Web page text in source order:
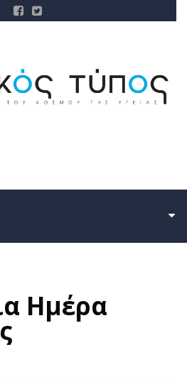
Hμέρα